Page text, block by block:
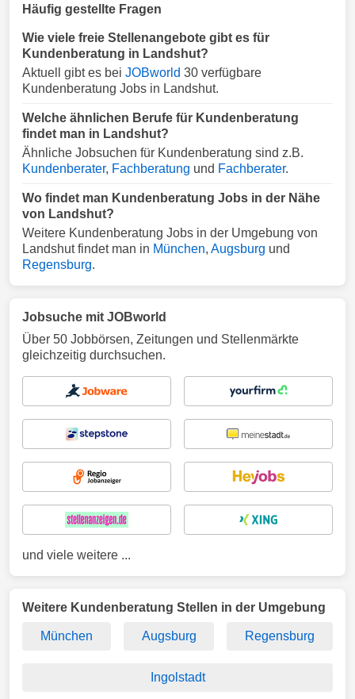
Häufig gestellte Fragen
Wie viele freie Stellenangebote gibt es für
Kundenberatung in Landshut?
Aktuell gibt es bei JOBworld 30 verfügbare
Kundenberatung Jobs in Landshut.
Welche ähnlichen Berufe für Kundenberatung
findet man in Landshut?
Ähnliche Jobsuchen für Kundenberatung sind z.B.
Kundenberater, Fachberatung und Fachberater.
Wo findet man Kundenberatung Jobs in der Nähe
von Landshut?
Weitere Kundenberatung Jobs in der Umgebung von
Landshut findet man in München, Augsburg und
Regensburg.
Jobsuche mit JOBworld
Über 50 Jobbörsen, Zeitungen und Stellenmärkte
gleichzeitig durchsuchen.
und viele weitere ...
Weitere Kundenberatung Stellen in der Umgebung
München Augsburg Regensburg
Ingolstadt